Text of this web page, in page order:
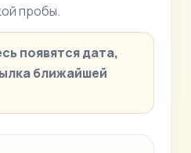
пробы.
появятся дата,
ближайшей